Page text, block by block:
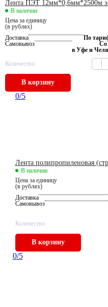
Лента ПЭТ 12мм*0,6мм*2500м
В наличии
Цена за единицу
(в рублях)
Доставка
По
Самовывоз
Со
в Уфе и
Количество
В корзину
0/5
Лента полипропиленовая
В наличии
Цена за единицу
(в рублях)
Доставка
Самовывоз
Количество
В корзину
0/5